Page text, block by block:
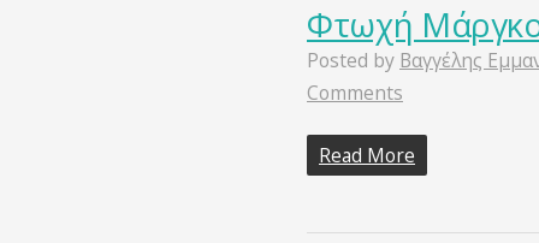
Φτωχή
Posted by Βαγγέλης
Comments
Read More